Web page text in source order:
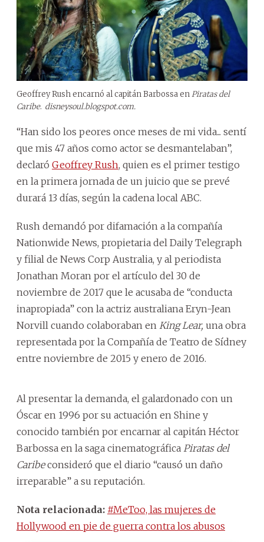
Geoffrey Rush encarnó al capitán Barbossa enPiratas del
Caribe. disneysoul.blogspot.com.
“Han sido los peores once meses de mi vida... sentí
que mis 47 años como actor se desmantelaban”,
declaró Geoffrey Rush, quien es el primer testigo
en la primera jornada de un juicio que se prevé
durará 13 días, según la cadena local ABC.
Rush demandó por difamación a la compañía
Nationwide News, propietaria del Daily Telegraph
y filial de News Corp Australia, y al periodista
Jonathan Moran por el artículo del 30 de
noviembre de 2017 que le acusaba de “conducta
inapropiada” con la actriz australiana Eryn-Jean
Norvill cuando colaboraban en King Lear, una obra
representada por la Compañía de Teatro de Sídney
entre noviembre de 2015 y enero de 2016.
Al presentar la demanda, el galardonado con un
Óscar en 1996 por su actuación en Shine y
conocido también por encarnar al capitán Héctor
Barbossa en la saga cinematográfica Piratas del
Caribeconsideró que el diario “causó un daño
irreparable” a su reputación.
Nota relacionada: #MeToo, las mujeres de
Hollywood en pie de guerra contra los abusos